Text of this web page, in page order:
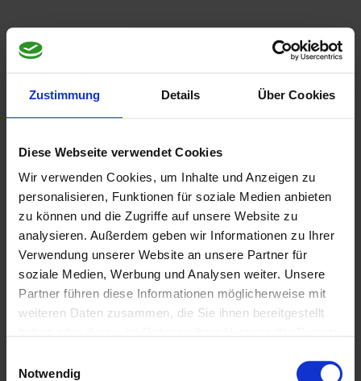
Zustimmung Details Über Cookies
Diese Webseite verwendet Cookies
Wir verwenden Cookies, um Inhalte und Anzeigen zu
personalisieren, Funktionen für soziale Medien anbieten
zu können und die Zugriffe auf unsere Website zu
analysieren. Außerdem geben wir Informationen zu Ihrer
Verwendung unserer Website an unsere Partner für
soziale Medien, Werbung und Analysen weiter. Unsere
Partner führen diese Informationen möglicherweise mit
weiteren Daten zusammen, die Sie ihnen bereitgestellt
Notwendig